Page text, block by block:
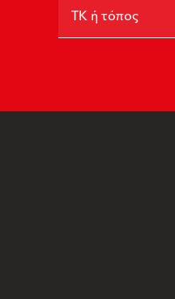
ΤΚ ή τόπος